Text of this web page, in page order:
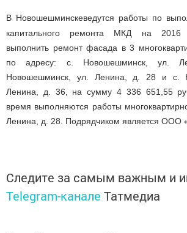
В Новошешминскеведутся работы по
капитального ремонта МКД на 2016
выполнить ремонт фасада в 3
по адресу: с. Новошешминск, ул.
Новошешминск, ул. Ленина, д. 28 и с.
Ленина, д. 36, на сумму 4 336 651,55
время выполняются работы
Ленина, д. 28. Подрядчиком является ООО
Следите за самым важным и
Telegram-канале Татмедиа